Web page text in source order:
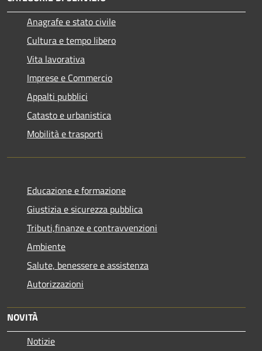
Anagrafe e stato civile
Cultura e tempo libero
Vita lavorativa
Imprese e Commercio
Appalti pubblici
Catasto e urbanistica
Mobilità e trasporti
Educazione e formazione
Giustizia e sicurezza pubblica
Tributi,finanze e contravvenzioni
Ambiente
Salute, benessere e assistenza
Autorizzazioni
NOVITÀ
Notizie